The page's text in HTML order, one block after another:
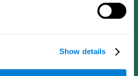
Show details